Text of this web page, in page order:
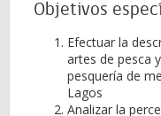
Objetivos
Efectuar la
artes de pesca
pesquería de
Lagos
Analizar la